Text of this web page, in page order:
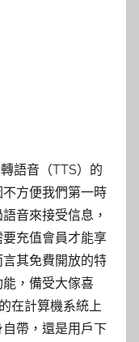
語音（TTS）的
方便我們第一時
音來接受信息，
充值會員才能享
其免費開放的特
，備受大傢喜
在計算機系統上
帶，還是用戶下